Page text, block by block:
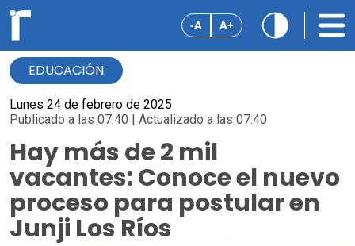
-A A+
EDUCACIÓN
Lunes 24 de febrero de 2025
Publicado a las 07:40 | Actualizado a las 07:40
Hay más de 2 mil
vacantes: Conoce el nuevo
proceso para postular en
Junji Los Ríos